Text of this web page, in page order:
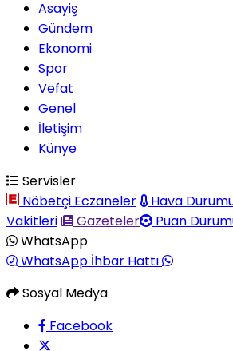
Asayiş
Gündem
Ekonomi
Spor
Vefat
Genel
İletişim
Künye
Servisler
Nöbetçi Eczaneler
Hava
Vakitleri
Gazeteler
Puan
WhatsApp
WhatsApp İhbar Hattı
Sosyal Medya
Facebook